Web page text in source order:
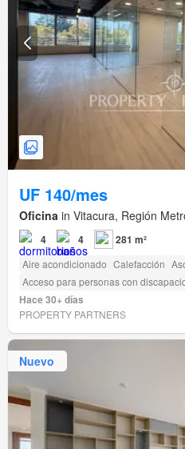
UF 140/mes
Oficina in Vitacura, Región
4 4 281 m²
Aire acondicionado Calefacción
Acceso para personas con
Hace 30+ días
PROPERTY PARTNERS
Nuevo